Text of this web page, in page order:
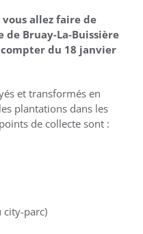
vous allez faire de
de Bruay-La-Buissière
du 18 janvier
et transformés en
plantations dans les
de collecte sont :
city-parc)